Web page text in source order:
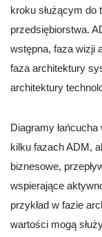
kroku służącym do
przedsiębiorstwa.
wstępna, faza wizji
faza architektury
architektury
Diagramy
kilku fazach ADM,
biznesowe,
wspierające
przykład w fazie
wartości mogą